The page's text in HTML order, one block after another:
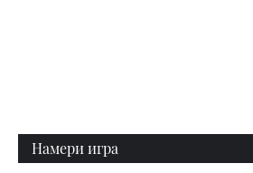
Намери игра